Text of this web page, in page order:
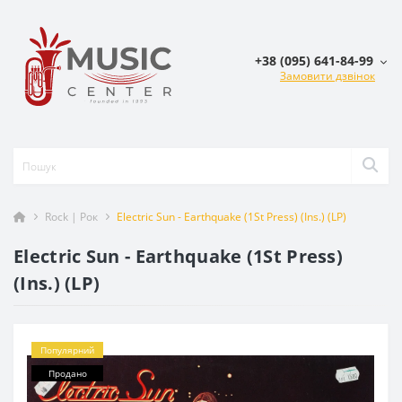
+38 (095) 641-84-99
Замовити дзвінок
Rock | Рок Electric Sun - Earthquake (1St Press) (Ins.) (LP)
Electric Sun - Earthquake (1St Press)
(Ins.) (LP)
Популярний
Продано